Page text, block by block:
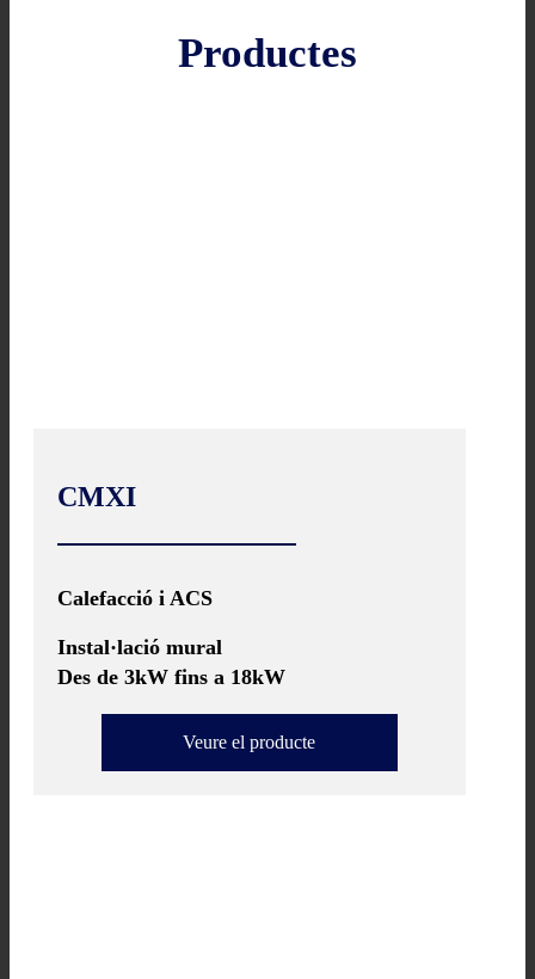
Productes
CMXI
Calefacció i ACS
Instal·lació mural
Des de 3kW fins a 18kW
Veure el producte